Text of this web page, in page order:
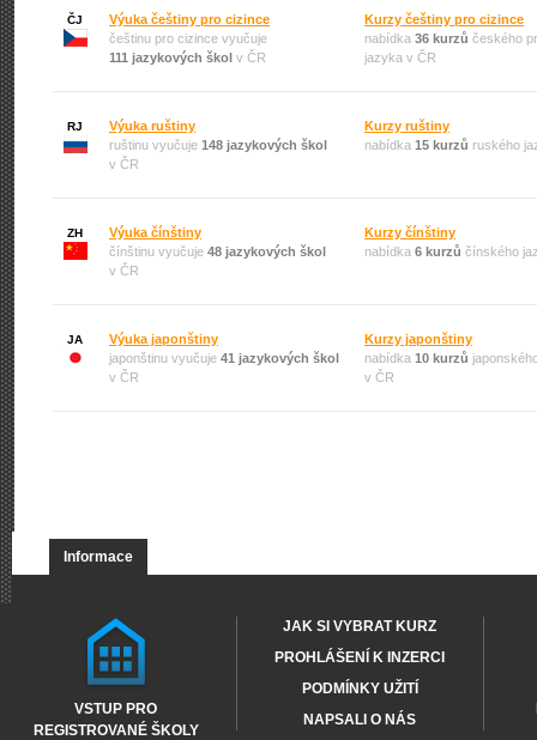
ČJ
Výuka češtiny pro cizince
češtinu pro cizince vyučuje
111 jazykových škol v ČR
Kurzy češtiny pro cizince
nabídka 36 kurzů českého
jazyka v ČR
RJ
Výuka ruštiny
ruštinu vyučuje 148 jazykových škol
v ČR
Kurzy ruštiny
nabídka 15 kurzů ruského
ZH
Výuka čínštiny
čínštinu vyučuje 48 jazykových škol
v ČR
Kurzy čínštiny
nabídka 6 kurzů čínského
JA
Výuka japonštiny
japonštinu vyučuje 41 jazykových škol
v ČR
Kurzy japonštiny
nabídka 10 kurzů
v ČR
Informace
VSTUP PRO
REGISTROVANÉ ŠKOLY
JAK SI VYBRAT KURZ
PROHLÁŠENÍ K INZERCI
PODMÍNKY UŽITÍ
NAPSALI O NÁS